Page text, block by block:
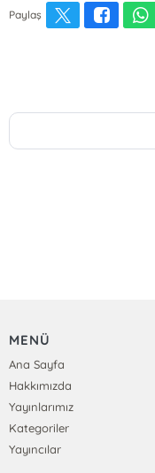
Paylaş
MENÜ
Ana Sayfa
Hakkımızda
Yayınlarımız
Kategoriler
Yayıncılar